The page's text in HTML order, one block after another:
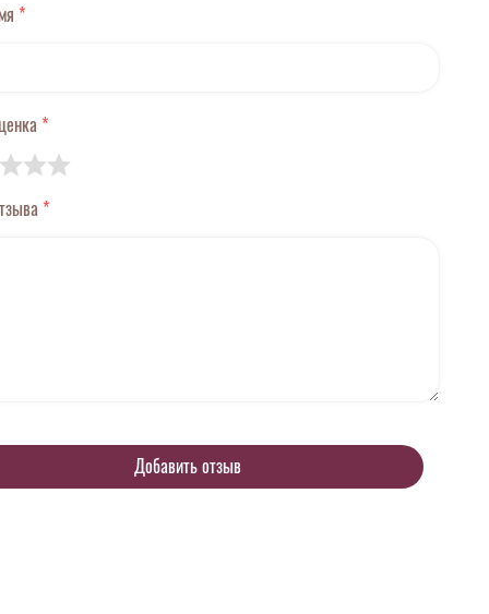
*
*
*